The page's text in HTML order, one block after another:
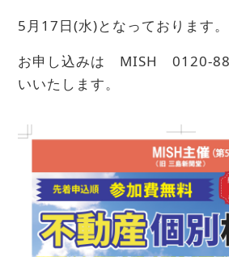
5月17日(水)となっております。
お申し込みは MISH 0120-
いいたします。